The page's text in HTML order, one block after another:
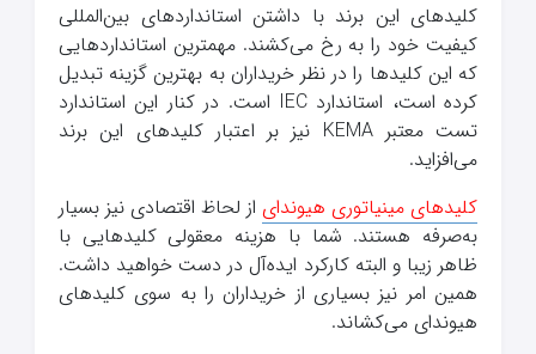
کلیدهای این برند با داشتن استانداردهای بین‌المللی
کیفیت خود را به رخ می‌کشند. مهمترین استانداردهایی
که این کلیدها را در نظر خریداران به بهترین گزینه تبدیل
کرده است، استاندارد IEC است. در کنار این استاندارد
تست معتبر KEMA نیز بر اعتبار کلیدهای این برند
می‌افزاید.
کلیدهای مینیاتوری هیوندای از لحاظ اقتصادی نیز بسیار
به‌صرفه هستند. شما با هزینه معقولی کلیدهایی با
ظاهر زیبا و البته کارکرد ایده‌آل در دست خواهید داشت.
همین امر نیز بسیاری از خریداران را به سوی کلیدهای
هیوندای می‌کشاند.